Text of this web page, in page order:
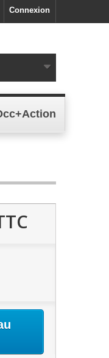
Connexion